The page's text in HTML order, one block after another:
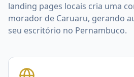
landing pages locais cria uma
morador de Caruaru, gerando
seu escritório no Pernambuco.